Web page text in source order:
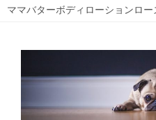
ママバターボディローションロ